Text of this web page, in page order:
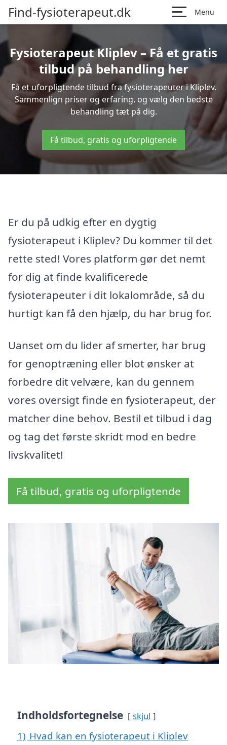
Find-fysioterapeut.dk Menu
Fysioterapeut Kliplev – Få et gratis
tilbud på behandling her
Få et uforpligtende tilbud fra fysioterapeuter i Kliplev.
Sammenlign priser og erfaring, og vælg den bedste
behandling tæt på dig.
Få tilbud, gratis og uforpligtende
Er du på udkig efter en dygtig
fysioterapeut i Kliplev? Du kommer til det
rette sted! Vores platform gør det nemt
for dig at finde kvalificerede
fysioterapeuter i dit lokalområde, så du
hurtigt kan få den hjælp, du har brug for.
Uanset om du lider af smerter, har brug
for genoptræning eller blot ønsker at
forbedre dit velvære, kan du gennem
vores oversigt finde en fysioterapeut, der
matcher dine behov. Bestil et tilbud i dag
og tag det første skridt mod en bedre
livskvalitet!
Få tilbud, gratis og uforpligtende
Indholdsfortegnelse skjul
1) Hvad kan en fysioterapeut i Kliplev